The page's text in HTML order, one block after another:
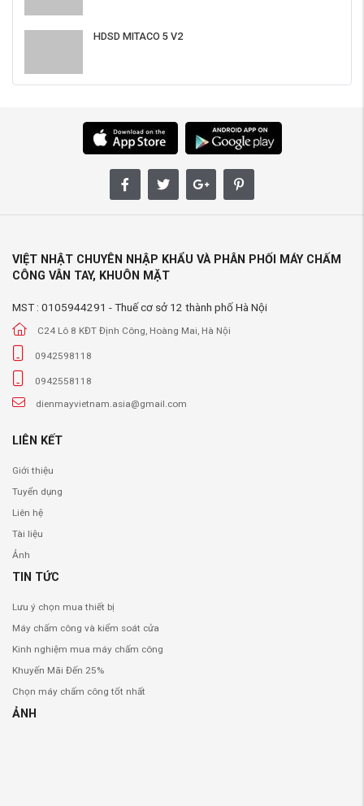
HDSD MITACO 5 V2
VIỆT NHẬT CHUYÊN NHẬP KHẨU VÀ PHÂN PHỐI MÁY CHẤM
CÔNG VÂN TAY, KHUÔN MẶT
MST : 0105944291 - Thuế cơ sở 12 thành phố Hà Nội
C24 Lô 8 KĐT Định Công, Hoàng Mai, Hà Nội
0942598118
0942558118
dienmayvietnam.asia@gmail.com
LIÊN KẾT
Giới thiệu
Tuyển dụng
Liên hệ
Tài liệu
Ảnh
TIN TỨC
Lưu ý chọn mua thiết bị
Máy chấm công và kiểm soát cửa
Kinh nghiệm mua máy chấm công
Khuyến Mãi Đến 25%
Chọn máy chấm công tốt nhất
ẢNH